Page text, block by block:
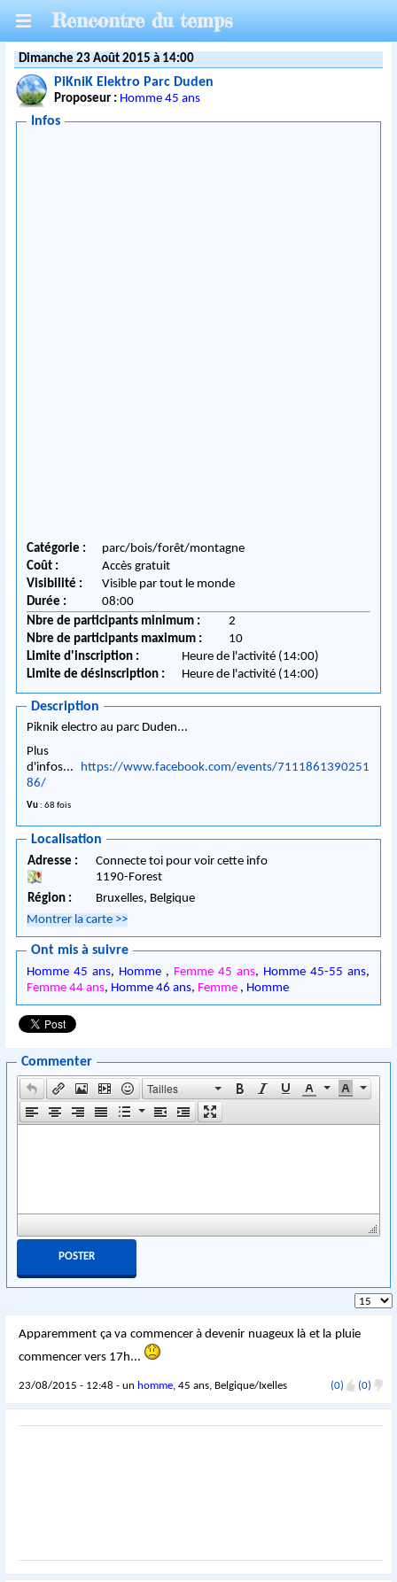
Rencontre du temps
Dimanche 23 Août 2015 à 14:00
PiKniK Elektro Parc Duden
Proposeur : Homme 45 ans
Infos
Catégorie :
parc/bois/forêt/montagne
Coût :
Accès gratuit
Visibilité :
Visible par tout le monde
Durée :
08:00
Nbre de participants minimum :
2
Nbre de participants maximum :
10
Limite d'inscription :
Heure de l'activité (14:00)
Limite de désinscription :
Heure de l'activité (14:00)
Description
Piknik electro au parc Duden...
Plus
d'infos...
https://www.facebook.com/events/7111861390251
86/
Vu : 68 fois
Localisation
Adresse :
Connecte toi pour voir cette info
1190-Forest
Région :
Bruxelles, Belgique
Montrer la carte >>
Ont mis à suivre
Homme 45 ans, Homme , Femme 45 ans, Homme 45-55 ans,
Femme 44 ans, Homme 46 ans, Femme , Homme
Commenter
Tailles
Apparemment ça va commencer à devenir nuageux là et la pluie
commencer vers 17h...
23/08/2015 - 12:48 - un homme, 45 ans, Belgique/Ixelles (0) (0)